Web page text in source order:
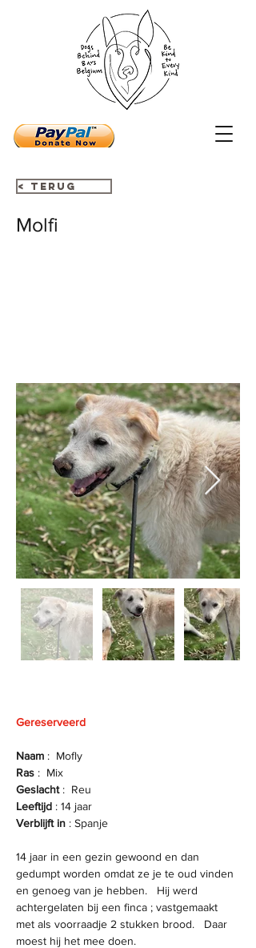
< Terug
Molfi
Gereserveerd
Naam :  Mofly
Ras :  Mix
Geslacht :  Reu
Leeftijd : 14 jaar
Verblijft in : Spanje
14 jaar in een gezin gewoond en dan
gedumpt worden omdat ze je te oud vinden
en genoeg van je hebben.   Hij werd
achtergelaten bij een finca ; vastgemaakt
met als voorraadje 2 stukken brood.   Daar
moest hij het mee doen.